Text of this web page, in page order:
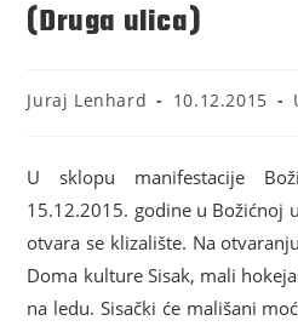
(Druga ulica)
Juraj Lenhard 10.12.2015
U sklopu manifestacije
15.12.2015. godine u Božićnoj
otvara se klizalište. Na
Doma kulture Sisak, mali
na ledu. Sisački će mališani